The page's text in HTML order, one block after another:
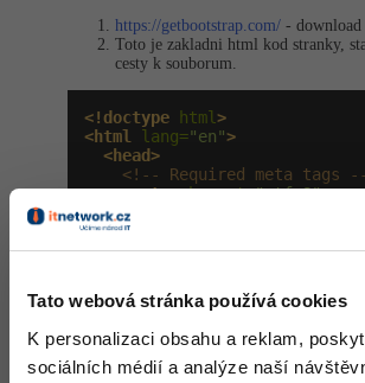
Tato webová stránka používá cookies
K personalizaci obsahu a reklam,
sociálních médií a analýze naší
https://getbootstrap.com/ - download
Toto je zakladni html kod stranky,
cesty k souborum.
<!doctype html >
<html
lang="en">
<head>
<!-- Required meta tags
<meta charset="utf-8">
<meta
<!-- Bootstrap CSS -->
<title>Hello, world!</
<body>
<h1>Hello, world!</h1>